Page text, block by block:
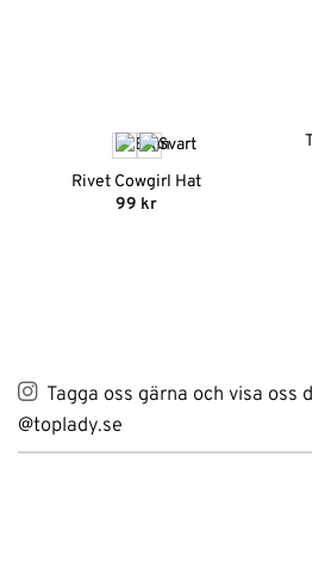
Rivet Cowgirl Hat
99 kr
Tagga oss gärna och visa oss
@toplady.se